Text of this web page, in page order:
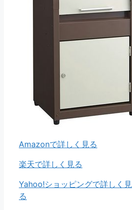
Amazonで詳しく見る
楽天で詳しく見る
Yahoo!ショッピングで詳しく見
る